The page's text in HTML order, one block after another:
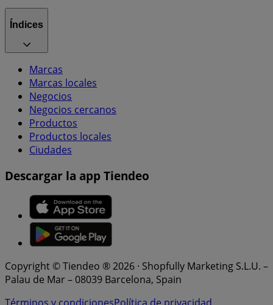
Índices
Marcas
Marcas locales
Negocios
Negocios cercanos
Productos
Productos locales
Ciudades
Descargar la app Tiendeo
Copyright © Tiendeo ® 2026 · Shopfully Marketing S.L.U. –
Palau de Mar – 08039 Barcelona, Spain